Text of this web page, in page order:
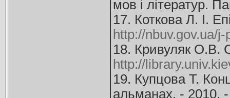
мов і літератур.
17. Коткова Л. І.
http://nbuv.gov.ua/
18. Кривуляк О.В.
http://
19. Купцова Т.
альманах. - 2010.